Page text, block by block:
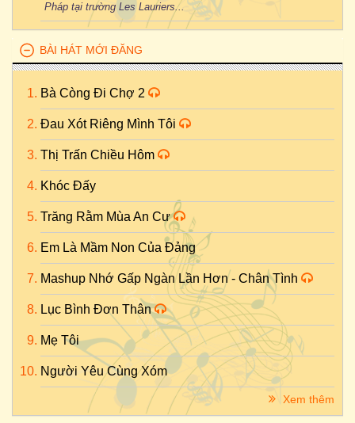
Pháp tại trường Les Lauriers...
BÀI HÁT MỚI ĐĂNG
Bà Còng Đi Chợ 2
Đau Xót Riêng Mình Tôi
Thị Trấn Chiều Hôm
Khóc Đấy
Trăng Rằm Mùa An Cư
Em Là Mầm Non Của Đảng
Mashup Nhớ Gấp Ngàn Lần Hơn - Chân Tình
Lục Bình Đơn Thân
Mẹ Tôi
Người Yêu Cùng Xóm
Xem thêm